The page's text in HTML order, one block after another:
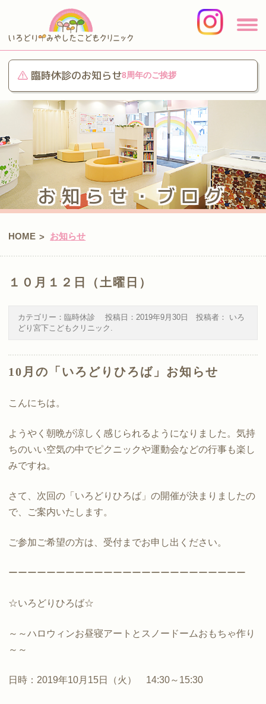
臨時休診のお知らせ8周年のご挨拶
お知らせ・ブログ
HOME > お知らせ
１０月１２日（土曜日）
カテゴリー： 臨時休診 投稿日： 2019年9月30日 投稿者： いろ
どり宮下こどもクリニック
10月の「いろどりひろば」お知らせ
こんにちは。
ようやく朝晩が涼しく感じられるようになりました。気持
ちのいい空気の中でピクニックや運動会などの行事も楽し
みですね。
さて、次回の「いろどりひろば」の開催が決まりましたの
で、ご案内いたします。
ご参加ご希望の方は、受付までお申し出ください。
ーーーーーーーーーーーーーーーーーーーーーーーーー
☆いろどりひろば☆
～～ハロウィンお昼寝アートとスノードームおもちゃ作り
～～
日時：2019年10月15日（火） 14:30～15:30